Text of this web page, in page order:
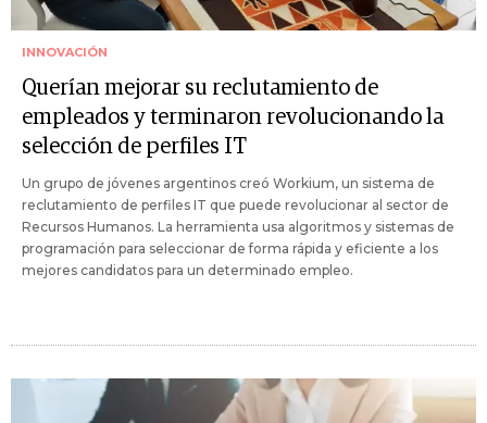
INNOVACIÓN
Querían mejorar su reclutamiento de
empleados y terminaron revolucionando la
selección de perfiles IT
Un grupo de jóvenes argentinos creó Workium, un sistema de
reclutamiento de perfiles IT que puede revolucionar al sector de
Recursos Humanos. La herramienta usa algoritmos y sistemas de
programación para seleccionar de forma rápida y eficiente a los
mejores candidatos para un determinado empleo.